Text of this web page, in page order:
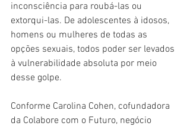
inconsciência para roubá-las ou
extorqui-las. De adolescentes à idosos,
homens ou mulheres de todas as
opções sexuais, todos poder ser levados
à vulnerabilidade absoluta por meio
desse golpe.
Conforme Carolina Cohen, cofundadora
da Colabore com o Futuro, negócio